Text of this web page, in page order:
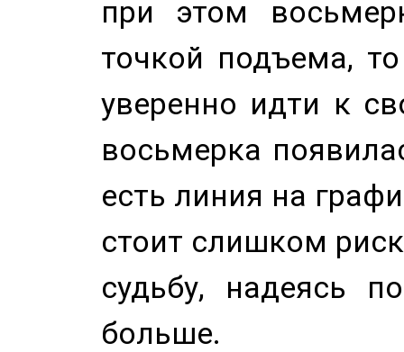
при этом
точкой подъема,
уверенно идти к
восьмерка
есть линия на
стоит слишком
судьбу, надеясь
больше.